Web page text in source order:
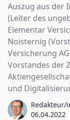
Auszug aus der
(Leiter des
Elementar
Noisternig
Versicherung
Vorstandes der
und
Redakteur/
06.04.2022